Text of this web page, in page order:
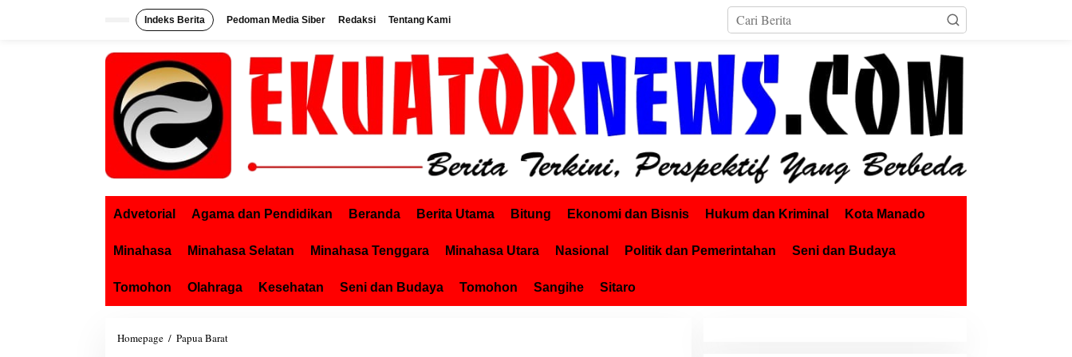
Indeks Berita Pedoman Media Siber Redaksi Tentang Kami
Advetorial Agama dan Pendidikan Beranda Berita Utama Bitung Ekonomi dan Bisnis Hukum dan Kriminal Kota Manado
Minahasa Minahasa Selatan Minahasa Tenggara Minahasa Utara Nasional Politik dan Pemerintahan Seni dan Budaya
Tomohon Olahraga Kesehatan Seni dan Budaya Tomohon Sangihe Sitaro
Homepage / Papua Barat